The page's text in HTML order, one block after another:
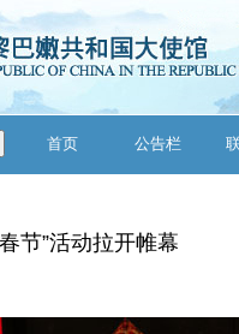
首页 公告栏
节”活动拉开帷幕